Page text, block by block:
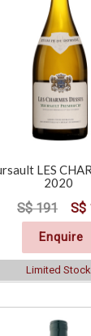
LES
2020
S$ 191 S$
Enquire
Limited Stock